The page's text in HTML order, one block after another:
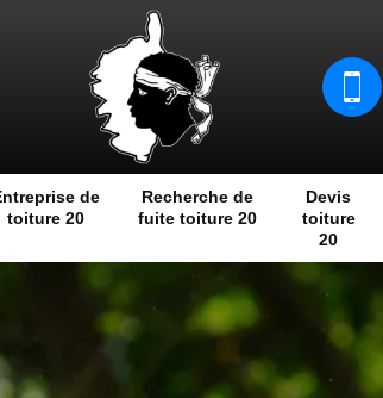
de
toiture 20
Recherche de
fuite toiture 20
Devis
toiture
20